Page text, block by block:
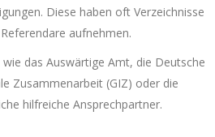
Diese haben oft Verzeichnisse
aufnehmen.
das Auswärtige Amt, die Deutsche
Zusammenarbeit (GIZ) oder die
hilfreiche Ansprechpartner.